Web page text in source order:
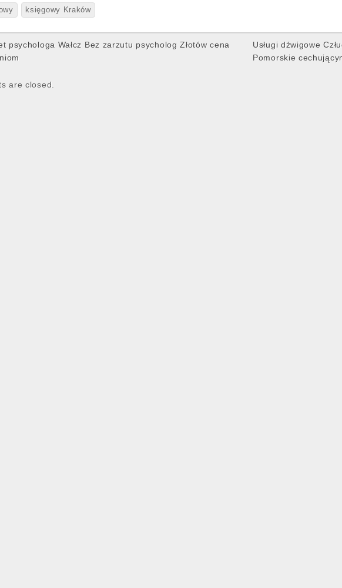
księgowy Kraków
psychologa Wałcz Bez zarzutu psycholog Złotów cena
Usługi dźwigowe
Pomorskie
are closed.